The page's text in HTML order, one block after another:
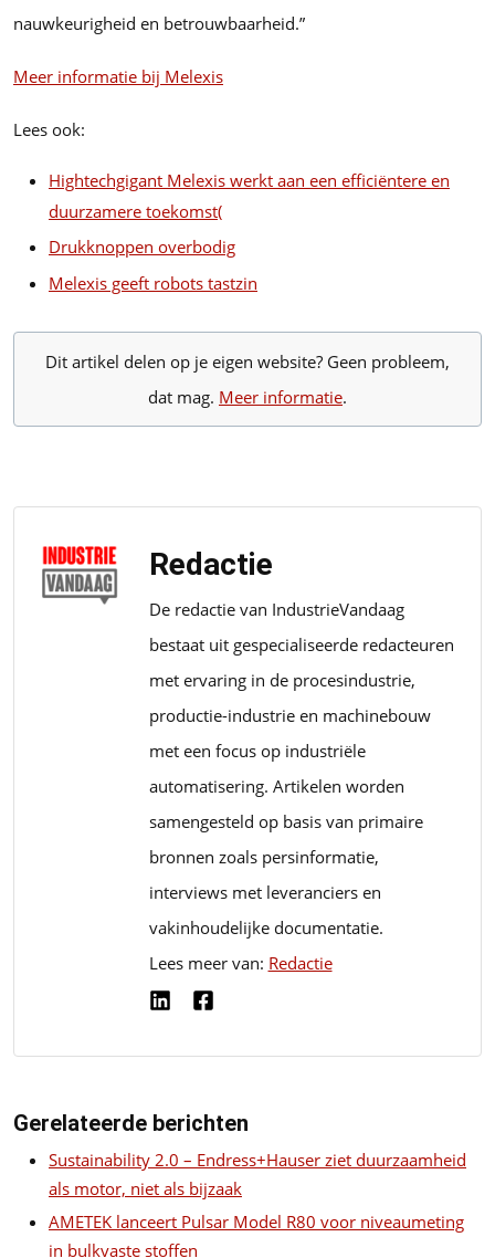
nauwkeurigheid en betrouwbaarheid.”
Meer informatie bij Melexis
Lees ook:
Hightechgigant Melexis werkt aan een efficiëntere en
duurzamere toekomst(
Drukknoppen overbodig
Melexis geeft robots tastzin
Dit artikel delen op je eigen website? Geen probleem,
dat mag. Meer informatie.
Redactie
De redactie van IndustrieVandaag
bestaat uit gespecialiseerde redacteuren
met ervaring in de procesindustrie,
productie-industrie en machinebouw
met een focus op industriële
automatisering. Artikelen worden
samengesteld op basis van primaire
bronnen zoals persinformatie,
interviews met leveranciers en
vakinhoudelijke documentatie.
Lees meer van: Redactie
Gerelateerde berichten
Sustainability 2.0 – Endress+Hauser ziet duurzaamheid
als motor, niet als bijzaak
AMETEK lanceert Pulsar Model R80 voor niveaumeting
in bulkvaste stoffen